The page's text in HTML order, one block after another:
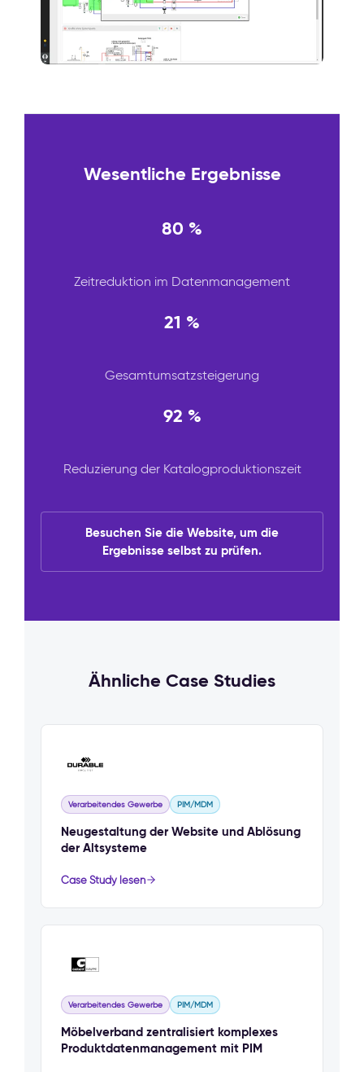
Wesentliche Ergebnisse
80 %
Zeitreduktion im Datenmanagement
21 %
Gesamtumsatzsteigerung
92 %
Reduzierung der Katalogproduktionszeit
Besuchen Sie die Website, um die
Ergebnisse selbst zu prüfen.
Ähnliche Case Studies
Verarbeitendes Gewerbe PIM/MDM
Neugestaltung der Website und Ablösung
der Altsysteme
Case Study lesen
Verarbeitendes Gewerbe PIM/MDM
Möbelverband zentralisiert komplexes
Produktdatenmanagement mit PIM